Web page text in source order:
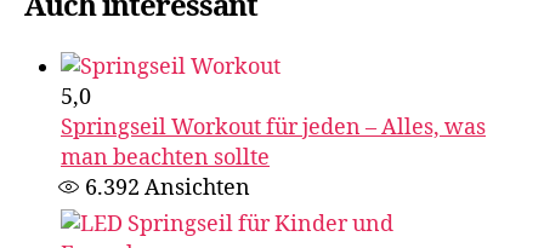
Auch interessant
5,0
Springseil Workout für jeden – Alles, was
man beachten sollte
6.392 Ansichten